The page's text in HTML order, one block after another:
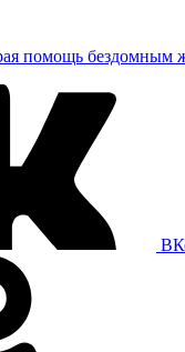
помощь бездомным